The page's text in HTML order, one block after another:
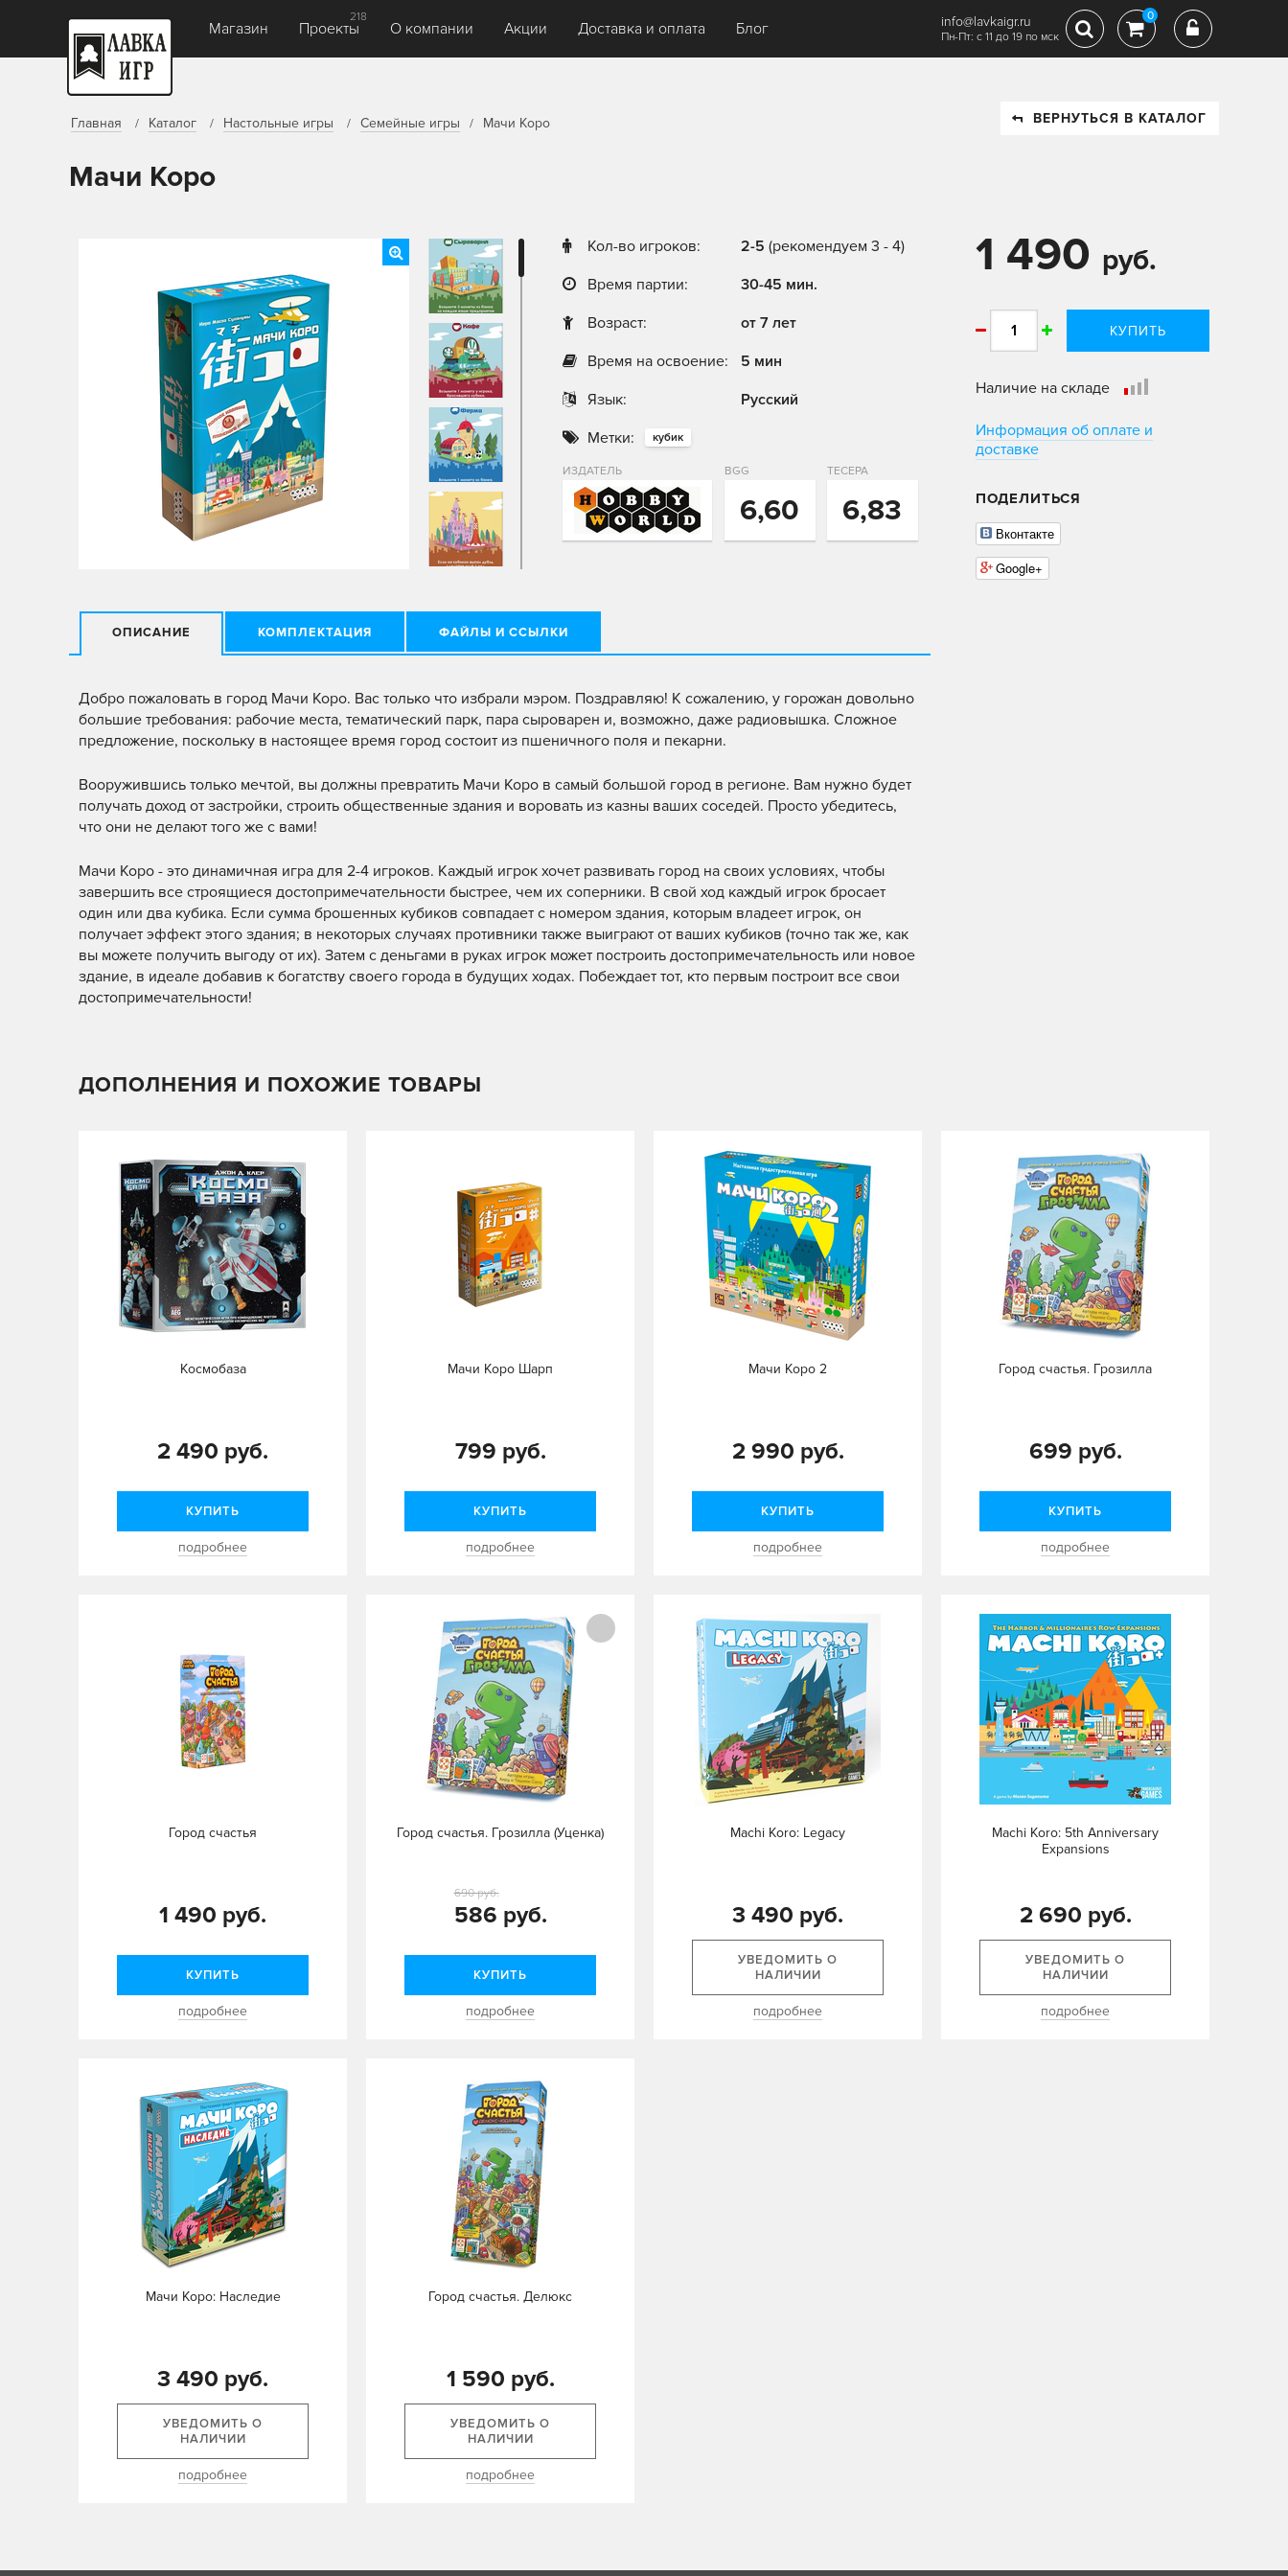
Магазин Проекты
218
О компании Акции Доставка и оплата Блог info@lavkaigr.ru
Пн-Пт: с 11 до 19 по мск
0
Главная Каталог Настольные игры Семейные игры Мачи Коро ВЕРНУТЬСЯ В КАТАЛОГ
Мачи Коро
Кол-во игроков: 2-5 (рекомендуем 3 - 4)
Время партии:
30-45 мин.
Возраст:
от 7 лет
Время на освоение:
5 мин
Язык:
Русский
Метки:
кубик
ИЗДАТЕЛЬ BGG
6,60
ТЕСЕРА
6,83
ОПИСАНИЕ КОМПЛЕКТАЦИЯ ФАЙЛЫ И ССЫЛКИ
Добро пожаловать в город Мачи Коро. Вас только что избрали мэром. Поздравляю! К сожалению, у горожан довольно
большие требования: рабочие места, тематический парк, пара сыроварен и, возможно, даже радиовышка. Сложное
предложение, поскольку в настоящее время город состоит из пшеничного поля и пекарни.
Вооружившись только мечтой, вы должны превратить Мачи Коро в самый большой город в регионе. Вам нужно будет
получать доход от застройки, строить общественные здания и воровать из казны ваших соседей. Просто убедитесь,
что они не делают того же с вами!
Мачи Коро - это динамичная игра для 2-4 игроков. Каждый игрок хочет развивать город на своих условиях, чтобы
завершить все строящиеся достопримечательности быстрее, чем их соперники. В свой ход каждый игрок бросает
один или два кубика. Если сумма брошенных кубиков совпадает с номером здания, которым владеет игрок, он
получает эффект этого здания; в некоторых случаях противники также выиграют от ваших кубиков (точно так же, как
вы можете получить выгоду от их). Затем с деньгами в руках игрок может построить достопримечательность или новое
здание, в идеале добавив к богатству своего города в будущих ходах. Побеждает тот, кто первым построит все свои
достопримечательности!
1 490 руб.
КУПИТЬ
Наличие на складе
Информация об оплате и
доставке
ПОДЕЛИТЬСЯ
Вконтакте
Google+
ДОПОЛНЕНИЯ И ПОХОЖИЕ ТОВАРЫ
Космобаза
2 490 руб.
КУПИТЬ
подробнее
Мачи Коро Шарп
799 руб.
КУПИТЬ
подробнее
Мачи Коро 2
2 990 руб.
КУПИТЬ
подробнее
Город счастья. Грозилла
699 руб.
КУПИТЬ
подробнее
Город счастья
1 490 руб.
КУПИТЬ
подробнее
Город счастья. Грозилла (Уценка)
586 руб.
690 руб.
КУПИТЬ
подробнее
Machi Koro: Legacy
3 490 руб.
УВЕДОМИТЬ О
НАЛИЧИИ
подробнее
Machi Koro: 5th Anniversary
Expansions
2 690 руб.
УВЕДОМИТЬ О
НАЛИЧИИ
подробнее
Мачи Коро: Наследие
3 490 руб.
УВЕДОМИТЬ О
НАЛИЧИИ
подробнее
Город счастья. Делюкс
1 590 руб.
УВЕДОМИТЬ О
НАЛИЧИИ
подробнее